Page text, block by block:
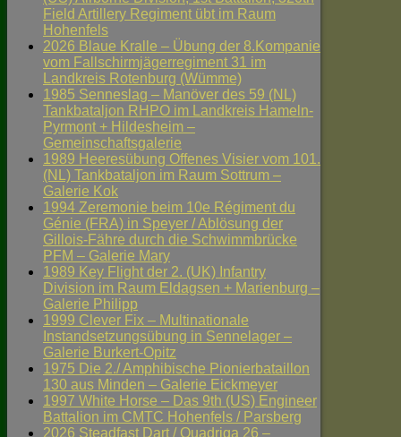
Field Artillery Regiment übt im Raum
Hohenfels
2026 Blaue Kralle – Übung der 8.Kompanie
vom Fallschirmjägerregiment 31 im
Landkreis Rotenburg (Wümme)
1985 Senneslag – Manöver des 59 (NL)
Tankbataljon RHPO im Landkreis Hameln-
Pyrmont + Hildesheim –
Gemeinschaftsgalerie
1989 Heeresübung Offenes Visier vom 101.
(NL) Tankbataljon im Raum Sottrum –
Galerie Kok
1994 Zeremonie beim 10e Régiment du
Génie (FRA) in Speyer / Ablösung der
Gillois-Fähre durch die Schwimmbrücke
PFM – Galerie Mary
1989 Key Flight der 2. (UK) Infantry
Division im Raum Eldagsen + Marienburg –
Galerie Philipp
1999 Clever Fix – Multinationale
Instandsetzungsübung in Sennelager –
Galerie Burkert-Opitz
1975 Die 2./ Amphibische Pionierbataillon
130 aus Minden – Galerie Eickmeyer
1997 White Horse – Das 9th (US) Engineer
Battalion im CMTC Hohenfels / Parsberg
2026 Steadfast Dart / Quadriga 26 –